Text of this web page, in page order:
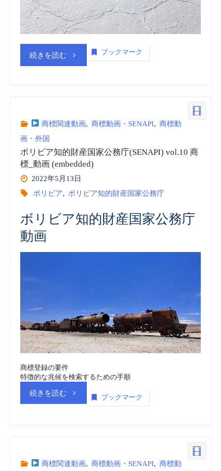
続きを読む“ボ
ア
的
家
庁
(SENAPI)
vol.11
ブックマーク
商標関連動画, 商標動画・SENAPI, 商標動
画・外国
ボリビア知的財産国家公務庁(SENAPI) vol.10 商
標_動画 (embedded)
2022年5月13日
ボリビア, ボリビア知的財産国家公務庁
ボリビア知的財産国家公務庁
動画
商標登録の要件
特徴的な兆候を検索するための手順
続きを読む“ボ
ア
ブックマーク
商標関連動画, 商標動画・SENAPI, 商標動